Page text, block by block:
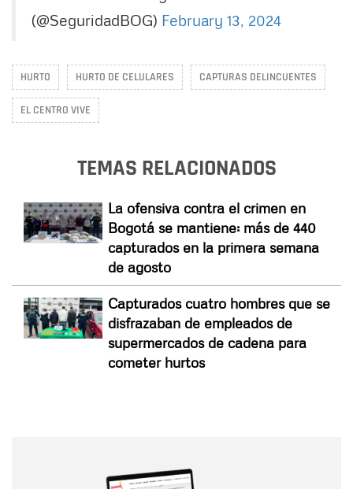
(@SeguridadBOG) February 13, 2024
HURTO HURTO DE CELULARES CAPTURAS DELINCUENTES
EL CENTRO VIVE
TEMAS RELACIONADOS
La ofensiva contra el crimen en
Bogotá se mantiene: más de 440
capturados en la primera semana
de agosto
Capturados cuatro hombres que se
disfrazaban de empleados de
supermercados de cadena para
cometer hurtos